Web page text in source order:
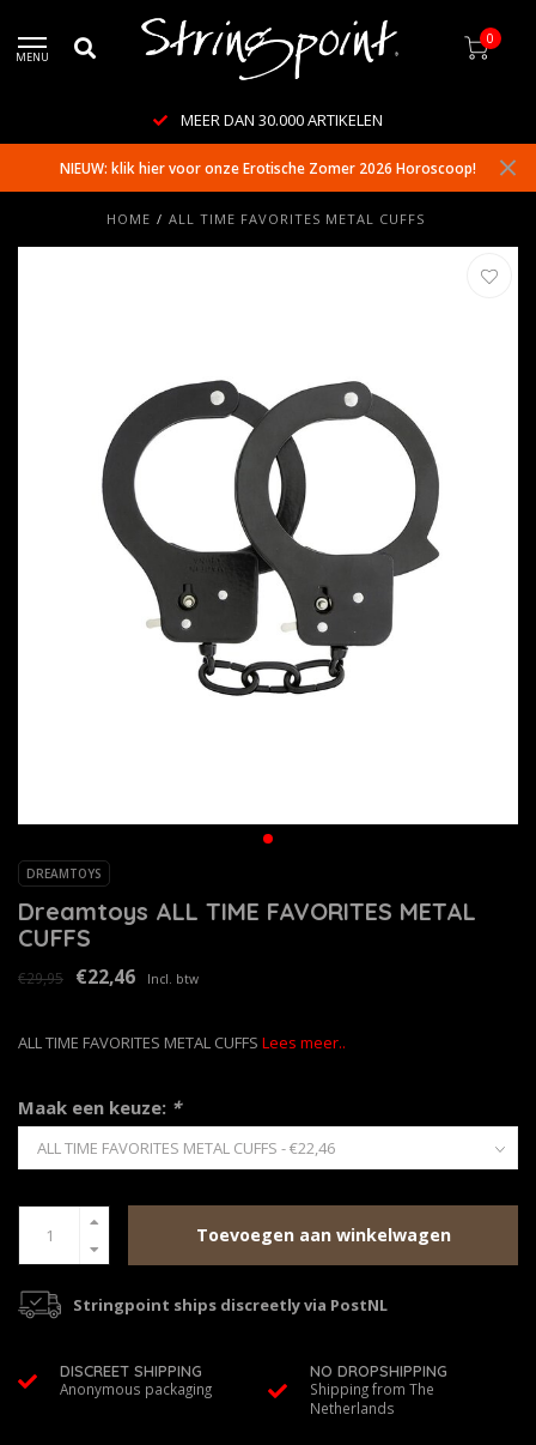
MENU
0
MEER DAN 30.000 ARTIKELEN
NIEUW: klik hier voor onze Erotische Zomer 2026 Horoscoop!
HOME / ALL TIME FAVORITES METAL CUFFS
DREAMTOYS
Dreamtoys ALL TIME FAVORITES METAL
CUFFS
€29,95 €22,46 Incl. btw
ALL TIME FAVORITES METAL CUFFS Lees meer..
Maak een keuze: *
Toevoegen aan winkelwagen
Stringpoint ships discreetly via PostNL
DISCREET SHIPPING
Anonymous packaging
NO DROPSHIPPING
Shipping from The
Netherlands